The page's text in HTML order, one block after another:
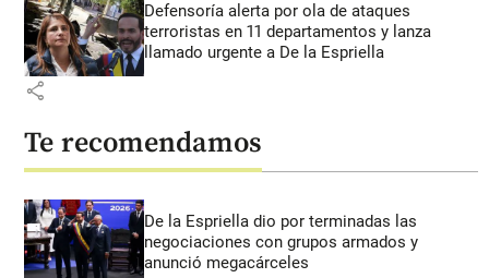
Defensoría alerta por ola de ataques
terroristas en 11 departamentos y lanza
llamado urgente a De la Espriella
share
Te recomendamos
De la Espriella dio por terminadas las
negociaciones con grupos armados y
anunció megacárceles